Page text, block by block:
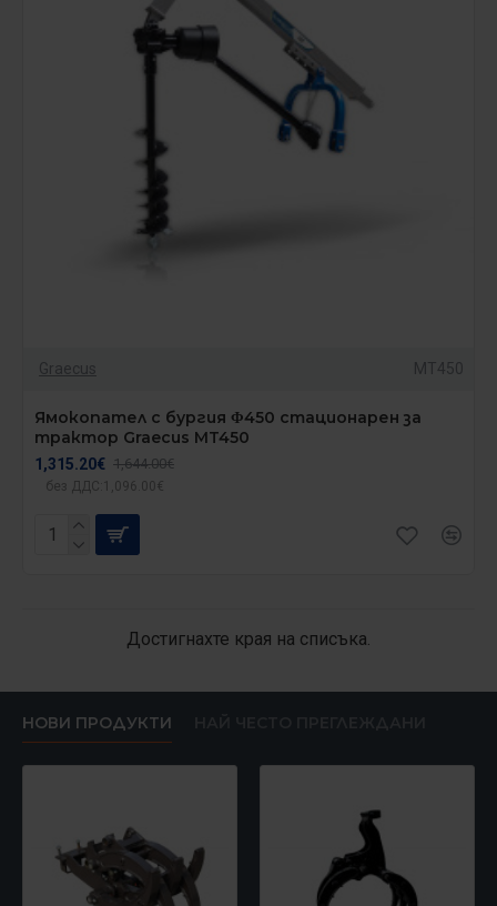
Graecus MT450
Ямокопател с бургия Φ450 стационарен за
трактор Graecus MT450
1,315.20€ 1,644.00€
без ДДС:1,096.00€
Достигнахте края на списъка.
НОВИ ПРОДУКТИ